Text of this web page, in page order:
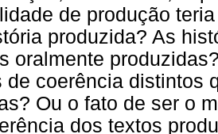
de produção
produzida? As
oralmente
de coerência distintos
Ou o fato de ser o
dos textos